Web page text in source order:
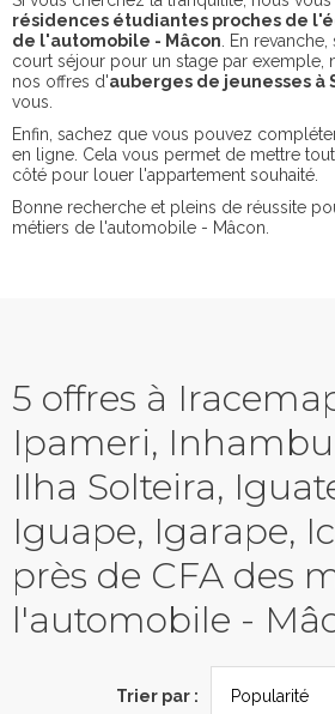
résidences étudiantes proches de
de l'automobile - Mâcon . En
court séjour pour un stage par exemple,
nos offres d'auberges de jeunesses à
vous.
Enfin, sachez que vous pouvez
en ligne. Cela vous permet de mettre
côté pour louer l'appartement souhaité.
Bonne recherche et pleins de réussite
métiers de l'automobile - Mâcon.
5 offres à
Ipameri,
Ilha Solteira,
Iguape, Igarape,
près de CFA des
l'automobile -
Trier par :